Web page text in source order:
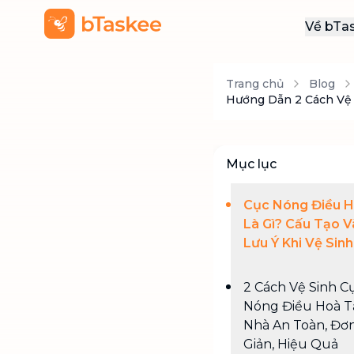
Về
Trang chủ Blog
Hướng Dẫn 2 Cách
Mục lục
Cục Nóng Điều
Là Gì? Cấu Tạo
Lưu Ý Khi Vệ Sinh
2 Cách Vệ Sinh
Nóng Điều Hoà
Nhà An Toàn,
Giản, Hiệu Quả